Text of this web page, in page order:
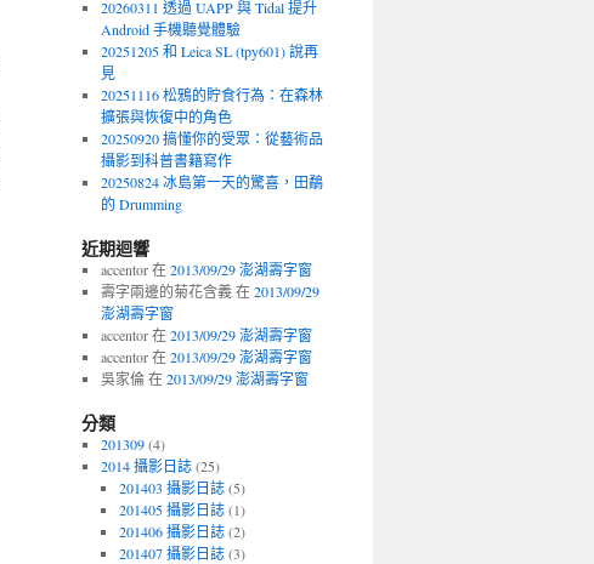
20260311 透過 UAPP 與 Tidal 提升
Android 手機聽覺體驗
20251205 和 Leica SL (tpy601) 說再
見
20251116 松鴉的貯食行為：在森林
擴張與恢復中的角色
20250920 搞懂你的受眾：從藝術品
攝影到科普書籍寫作
20250824 冰島第一天的驚喜，田鷸
的 Drumming
近期迴響
accentor 在2013/09/29 澎湖壽字窗
壽字兩邊的菊花含義 在2013/09/29
澎湖壽字窗
accentor 在2013/09/29 澎湖壽字窗
accentor 在2013/09/29 澎湖壽字窗
吳家倫 在2013/09/29 澎湖壽字窗
分類
201309(4)
2014 攝影日誌(25)
201403 攝影日誌(5)
201405 攝影日誌(1)
201406 攝影日誌(2)
201407 攝影日誌(3)